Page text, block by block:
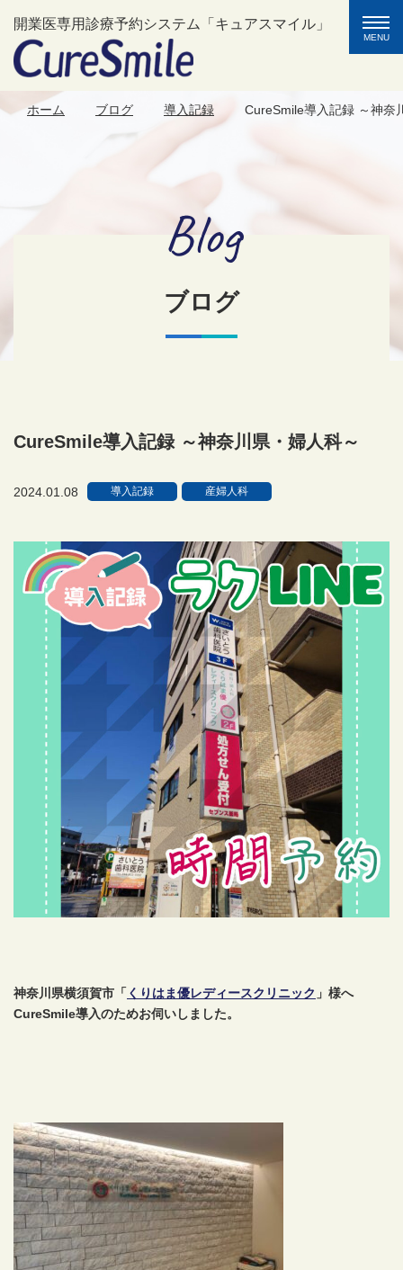
開業医専用診療予約システム「キュアスマイル」
ホーム ブログ 導入記録 CureSmile導入記録 ～神奈
ブログ
Blog
CureSmile導入記録 ～神奈川県・婦人科～
2024.01.08 導入記録 産婦人科
神奈川県横須賀市「くりはま優レディースクリニック 」様へ
CureSmile導入のためお伺いしました。
toggle
MENU